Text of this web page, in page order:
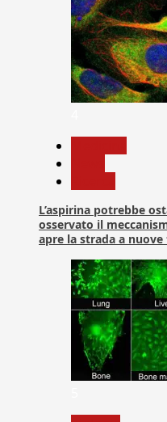
L’aspirina potrebbe
osservato il
apre la strada a